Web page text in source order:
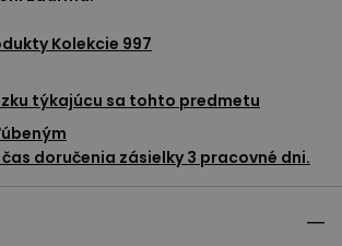
Kolekcie 997
týkajúcu sa tohto predmetu
doručenia zásielky 3 pracovné dni.